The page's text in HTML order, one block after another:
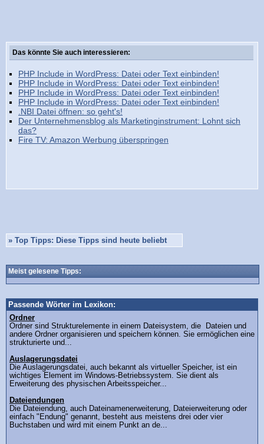
Das könnte Sie auch interessieren:
PHP Include in WordPress: Datei oder Text einbinden!
PHP Include in WordPress: Datei oder Text einbinden!
PHP Include in WordPress: Datei oder Text einbinden!
PHP Include in WordPress: Datei oder Text einbinden!
.NBI Datei öffnen: so geht's!
Der Unternehmensblog als Marketinginstrument: Lohnt sich
das?
Fire TV: Amazon Werbung überspringen
» Top Tipps: Diese Tipps sind heute beliebt
Meist gelesene Tipps:
Passende Wörter im Lexikon:
Ordner
Ordner sind Strukturelemente in einem Dateisystem, die Dateien und
andere Ordner organisieren und speichern können. Sie ermöglichen eine
strukturierte und...
Auslagerungsdatei
Die Auslagerungsdatei, auch bekannt als virtueller Speicher, ist ein
wichtiges Element im Windows-Betriebssystem. Sie dient als
Erweiterung des physischen Arbeitsspeicher...
Dateiendungen
Die Dateiendung, auch Dateinamenerweiterung, Dateierweiterung oder
einfach "Endung" genannt, besteht aus meistens drei oder vier
Buchstaben und wird mit einem Punkt an de...